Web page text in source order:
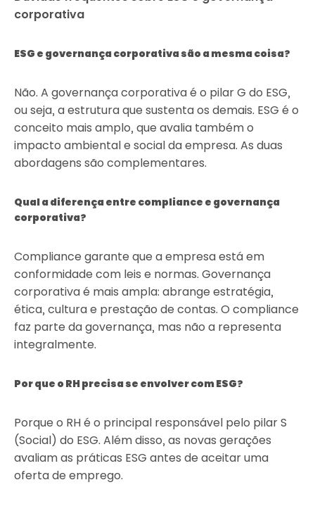
corporativa
ESG e governança corporativa são a mesma coisa?
Não. A governança corporativa é o pilar G do ESG,
ou seja, a estrutura que sustenta os demais. ESG é o
conceito mais amplo, que avalia também o
impacto ambiental e social da empresa. As duas
abordagens são complementares.
Qual a diferença entre compliance e governança
corporativa?
Compliance garante que a empresa está em
conformidade com leis e normas. Governança
corporativa é mais ampla: abrange estratégia,
ética, cultura e prestação de contas. O compliance
faz parte da governança, mas não a representa
integralmente.
Por que o RH precisa se envolver com ESG?
Porque o RH é o principal responsável pelo pilar S
(Social) do ESG. Além disso, as novas gerações
avaliam as práticas ESG antes de aceitar uma
oferta de emprego.